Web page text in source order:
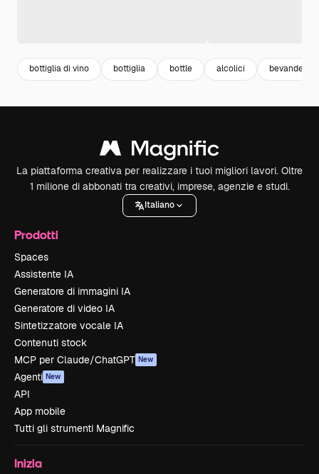
bottiglia di vino bottiglia bottle alcolici bevande
La piattaforma creativa per realizzare i tuoi migliori lavori. Oltre
1 milione di abbonati tra creativi, imprese, agenzie e studi.
Italiano
Prodotti
Spaces
Assistente IA
Generatore di immagini IA
Generatore di video IA
Sintetizzatore vocale IA
Contenuti stock
MCP per Claude/ChatGPT New
Agenti New
API
App mobile
Tutti gli strumenti Magnific
Inizia